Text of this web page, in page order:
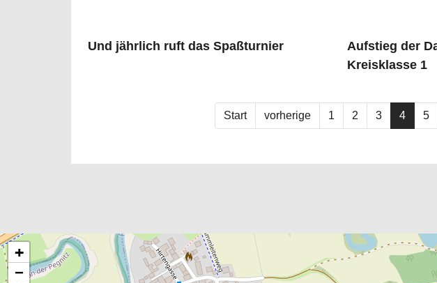
Und jährlich ruft das Spaßturnier
Aufstieg der
Kreisklasse 1
Start vorherige 1 2 3 4 5
+
−